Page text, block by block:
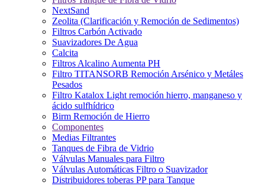
NextSand
Zeolita (Clarificación y Remoción de Sedimentos)
Filtros Carbón Activado
Suavizadores De Agua
Calcita
Filtros Alcalino Aumenta PH
Filtro TITANSORB Remoción Arsénico y Metáles
Pesados
Filtro Katalox Light remoción hierro, manganeso y
ácido sulfhídrico
Birm Remoción de Hierro
Componentes
Medias Filtrantes
Tanques de Fibra de Vidrio
Válvulas Manuales para Filtro
Válvulas Automáticas Filtro o Suavizador
Distribuidores toberas PP para Tanque